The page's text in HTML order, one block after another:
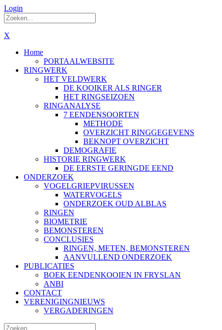
Login
X
Home
PORTAALWEBSITE
RINGWERK
HET VELDWERK
DE KOOIKER ALS RINGER
HET RINGSEIZOEN
RINGANALYSE
7 EENDENSOORTEN
METHODE
OVERZICHT RINGGEGEVENS
BEKNOPT OVERZICHT
DEMOGRAFIE
HISTORIE RINGWERK
DE EERSTE GERINGDE EEND
ONDERZOEK
VOGELGRIEPVIRUSSEN
WATERVOGELS
ONDERZOEK OUD ALBLAS
RINGEN
BIOMETRIE
BEMONSTEREN
CONCLUSIES
RINGEN, METEN, BEMONSTEREN
AANVULLEND ONDERZOEK
PUBLICATIES
BOEK EENDENKOOIEN IN FRYSLAN
ANBI
CONTACT
VERENIGINGNIEUWS
VERGADERINGEN